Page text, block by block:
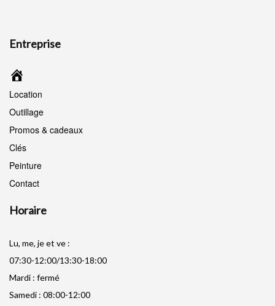
Entreprise
Location
Outillage
Promos & cadeaux
Clés
Peinture
Contact
Horaire
Lu, me, je et ve :
07:30-12:00/13:30-18:00
Mardi : fermé
Samedi : 08:00-12:00